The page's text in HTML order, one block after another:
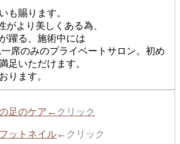
も賜ります。
がより美しくある為、
躍る、施術中には
席のみのプライベートサロン。初め
足いただけます。
ります。
足のケア← クリック
ットネイル← クリック